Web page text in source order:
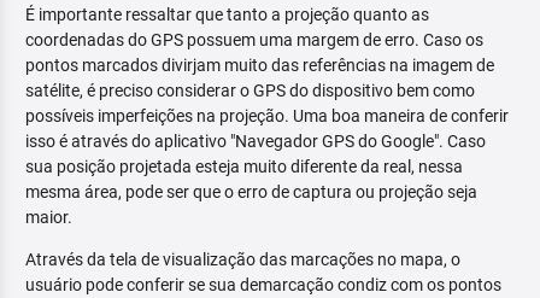
É importante ressaltar que tanto a projeção quanto as
coordenadas do GPS possuem uma margem de erro. Caso os
pontos marcados divirjam muito das referências na imagem de
satélite, é preciso considerar o GPS do dispositivo bem como
possíveis imperfeições na projeção. Uma boa maneira de conferir
isso é através do aplicativo "Navegador GPS do Google". Caso
sua posição projetada esteja muito diferente da real, nessa
mesma área, pode ser que o erro de captura ou projeção seja
maior.
Através da tela de visualização das marcações no mapa, o
usuário pode conferir se sua demarcação condiz com os pontos